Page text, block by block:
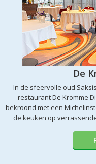
De
In de sfeervolle oud
restaurant De Kromme
bekroond met een
de keuken op